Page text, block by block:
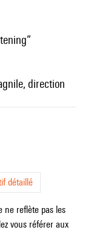
direction
détaillé
ne reflète pas les
vous référer aux